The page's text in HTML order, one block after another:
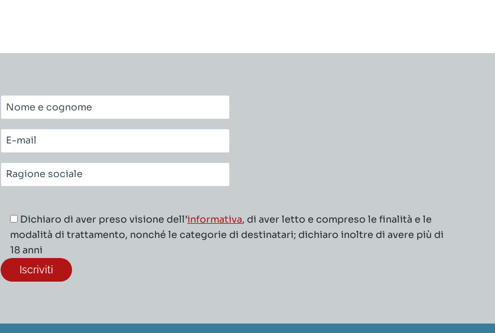
Nome
e
cognome*
E-
mail*
Ragione
sociale*
Dichiaro di aver preso visione dell’informativa, di aver letto e compreso le finalità e le
modalità di trattamento, nonché le categorie di destinatari; dichiaro inoltre di avere più di
18 anni